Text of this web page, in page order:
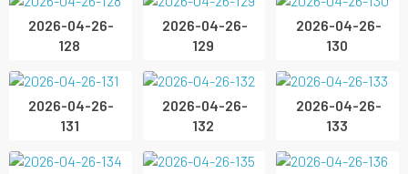
2026-04-26-
128
2026-04-26-
129
2026-04-26-
130
2026-04-26-
131
2026-04-26-
132
2026-04-26-
133